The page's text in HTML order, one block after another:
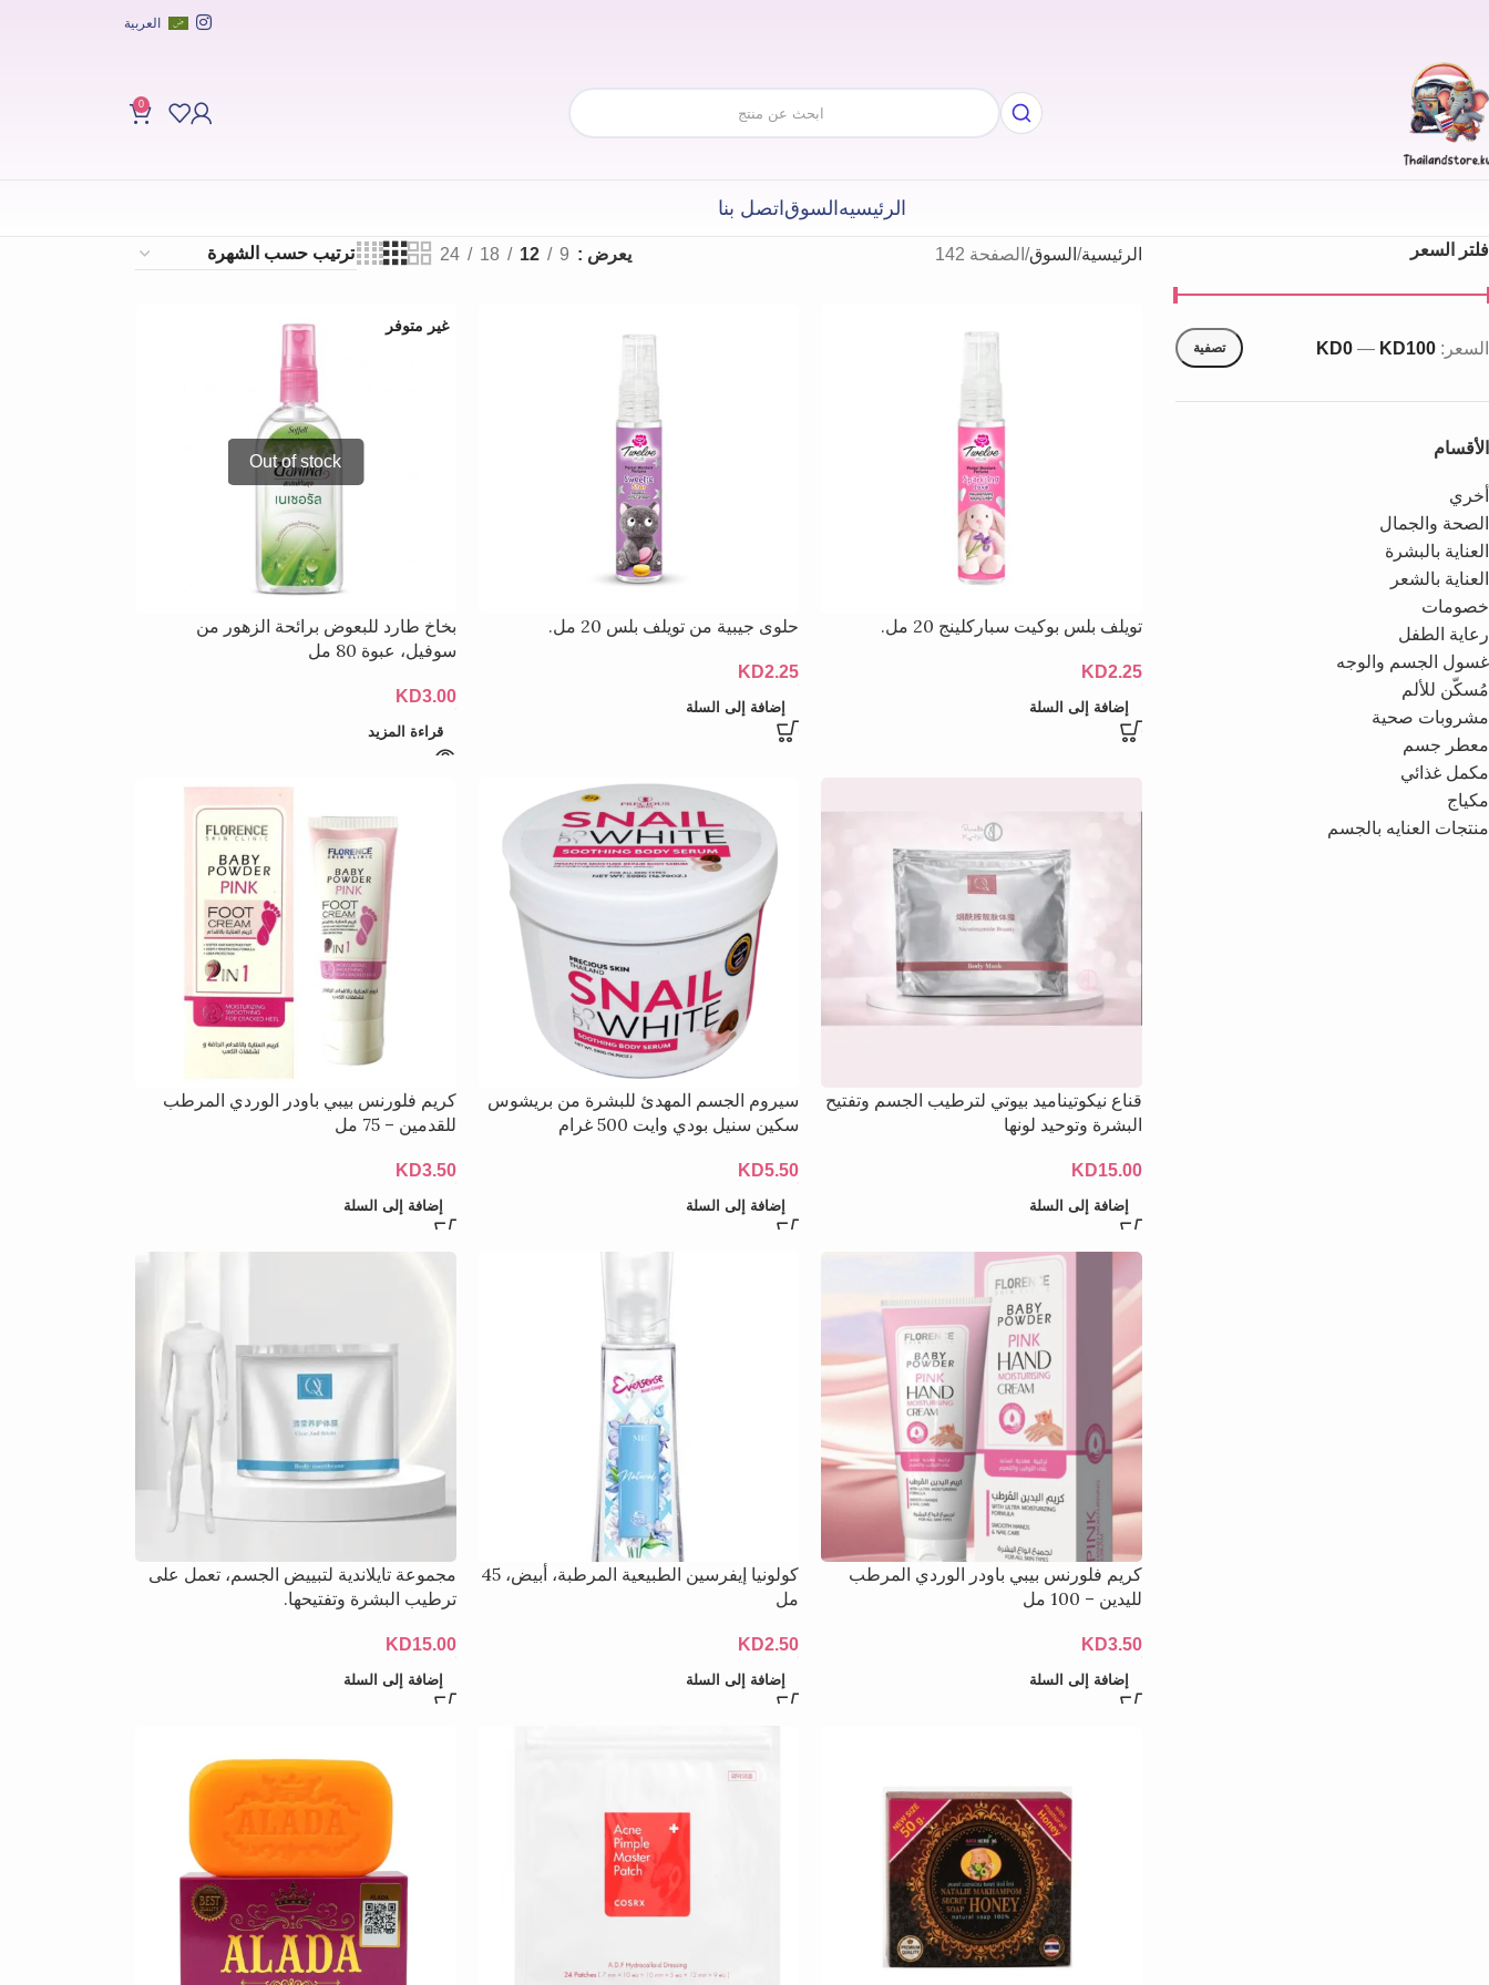
العربية
0
الرئيسيهالسوقاتصل بنا
فلتر السعر
تصفية السعر: KD0 — KD100
الأقسام
أخري
الصحة والجمال
العناية بالبشرة
العناية بالشعر
خصومات
رعاية الطفل
غسول الجسم والوجه
مُسكّن للألم
مشروبات صحية
معطر جسم
مكمل غذائي
مكياج
منتجات العنايه بالجسم
الرئيسية السوق الصفحة 142 يعرض 9
12
18
24
تويلف بلس بوكيت سباركلينج 20 مل.
KD2.25
إضافة إلى السلة
حلوى جيبية من تويلف بلس 20 مل.
KD2.25
إضافة إلى السلة
غير متوفر
بخاخ طارد للبعوض برائحة الزهور من
سوفيل، عبوة 80 مل
KD3.00
قراءة المزيد
قناع نيكوتيناميد بيوتي لترطيب الجسم وتفتيح
البشرة وتوحيد لونها
KD15.00
إضافة إلى السلة
سيروم الجسم المهدئ للبشرة من بريشوس
سكين سنيل بودي وايت 500 غرام
KD5.50
إضافة إلى السلة
كريم فلورنس بيبي باودر الوردي المرطب
للقدمين – 75 مل
KD3.50
إضافة إلى السلة
كريم فلورنس بيبي باودر الوردي المرطب
لليدين – 100 مل
KD3.50
إضافة إلى السلة
كولونيا إيفرسين الطبيعية المرطبة، أبيض، 45
مل
KD2.50
إضافة إلى السلة
مجموعة تايلاندية لتبييض الجسم، تعمل على
ترطيب البشرة وتفتيحها.
KD15.00
إضافة إلى السلة